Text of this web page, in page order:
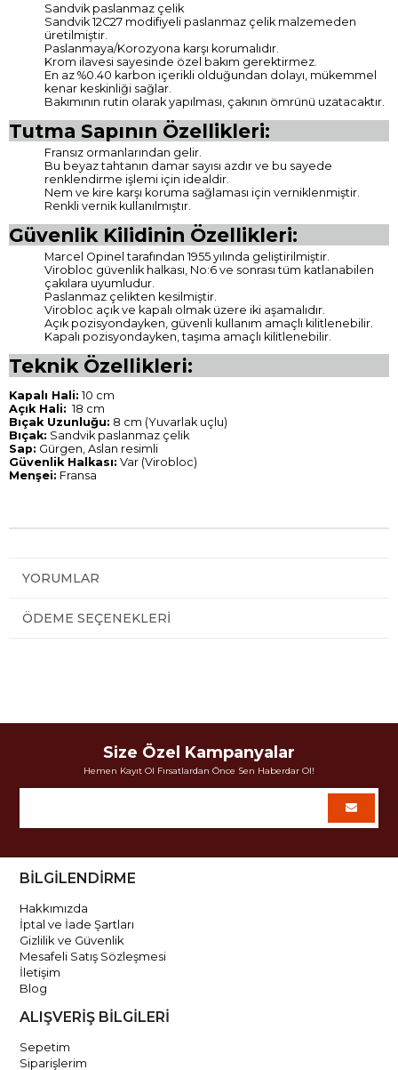
Sandvik paslanmaz çelik
Sandvik 12C27 modifiyeli paslanmaz çelik malzemeden
üretilmiştir.
Paslanmaya/Korozyona karşı korumalıdır.
Krom ilavesi sayesinde özel bakım gerektirmez.
En az %0.40 karbon içerikli olduğundan dolayı, mükemmel
kenar keskinliği sağlar.
Bakımının rutin olarak yapılması, çakının ömrünü uzatacaktır.
Tutma Sapının Özellikleri:
Fransız ormanlarından gelir.
Bu beyaz tahtanın damar sayısı azdır ve bu sayede
renklendirme işlemi için idealdir.
Nem ve kire karşı koruma sağlaması için verniklenmiştir.
Renkli vernik kullanılmıştır.
Güvenlik Kilidinin Özellikleri:
Marcel Opinel tarafından 1955 yılında geliştirilmiştir.
Virobloc güvenlik halkası, No:6 ve sonrası tüm katlanabilen
çakılara uyumludur.
Paslanmaz çelikten kesilmiştir.
Virobloc açık ve kapalı olmak üzere iki aşamalıdır.
Açık pozisyondayken, güvenli kullanım amaçlı kilitlenebilir.
Kapalı pozisyondayken, taşıma amaçlı kilitlenebilir.
Teknik Özellikleri:
Kapalı Hali: 10 cm
Açık Hali: 18 cm
Bıçak Uzunluğu: 8 cm (Yuvarlak uçlu)
Bıçak: Sandvik paslanmaz çelik
Sap: Gürgen, Aslan resimli
Güvenlik Halkası: Var (Virobloc)
Menşei: Fransa
YORUMLAR
ÖDEME SEÇENEKLERI
Size Özel Kampanyalar
Hemen Kayıt Ol Fırsatlardan Önce Sen Haberdar Ol!
BİLGİLENDİRME
Hakkımızda
İptal ve İade Şartları
Gizlilik ve Güvenlik
Mesafeli Satış Sözleşmesi
İletişim
Blog
ALIŞVERİŞ BİLGİLERİ
Sepetim
Siparişlerim